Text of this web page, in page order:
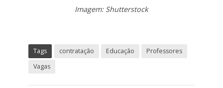
Imagem: Shutterstock
Tags contratação Educação
Professores
Vagas